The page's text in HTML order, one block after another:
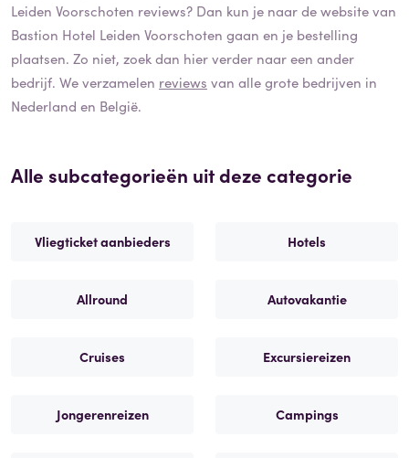
Leiden Voorschoten reviews? Dan kun je naar de website van
Bastion Hotel Leiden Voorschoten gaan en je bestelling
plaatsen. Zo niet, zoek dan hier verder naar een ander
bedrijf. We verzamelen reviews van alle grote bedrijven in
Nederland en België.
Alle subcategorieën uit deze categorie
Vliegticket aanbieders Hotels
Allround Autovakantie
Cruises Excursiereizen
Jongerenreizen Campings